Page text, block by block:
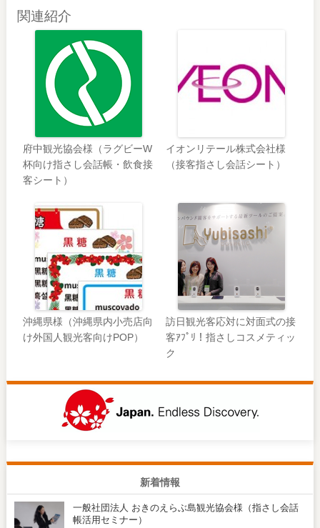
関連紹介
府中観光協会様（ラグビーW
杯向け指さし会話帳・飲食接
客シート）
イオンリテール株式会社様
（接客指さし会話シート）
沖縄県様（沖縄県内小売店向
け外国人観光客向けPOP）
訪日観光客応対に対面式の接
客ｱﾌﾟﾘ！指さしコスメティッ
ク
新着情報
一般社団法人 おきのえらぶ島観光協会様（指さし会話
帳活用セミナー）